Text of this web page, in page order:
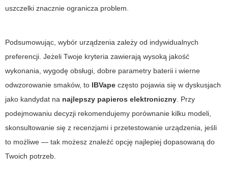
uszczelki znacznie ogranicza problem.
Podsumowując, wybór urządzenia zależy od indywidualnych
preferencji. Jeżeli Twoje kryteria zawierają wysoką jakość
wykonania, wygodę obsługi, dobre parametry baterii i wierne
odwzorowanie smaków, to IBVape często pojawia się w dyskusjach
jako kandydat na najlepszy papieros elektroniczny . Przy
podejmowaniu decyzji rekomendujemy porównanie kilku modeli,
skonsultowanie się z recenzjami i przetestowanie urządzenia, jeśli
to możliwe — tak możesz znaleźć opcję najlepiej dopasowaną do
Twoich potrzeb.